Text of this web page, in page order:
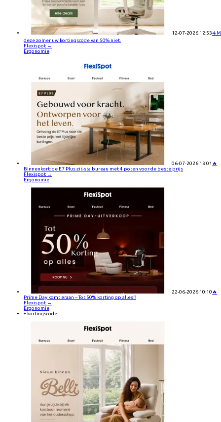
12-07-2026 12:53
deze zomer uw kortingscode van 50% niet.
Flexispot →
Ergonomie
06-07-2026 13:01 🔥
Binnenkort: de E7 Plus zit-sta bureau met 4 poten voor de beste prijs
Flexispot →
Ergonomie
22-06-2026 10:10🔥
Prime Day komt eraan – Tot 50% korting op alles‼️
Flexispot →
Ergonomie
+ kortingscode